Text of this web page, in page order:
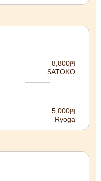
8,800円
SATOKO
5,000円
Ryoga